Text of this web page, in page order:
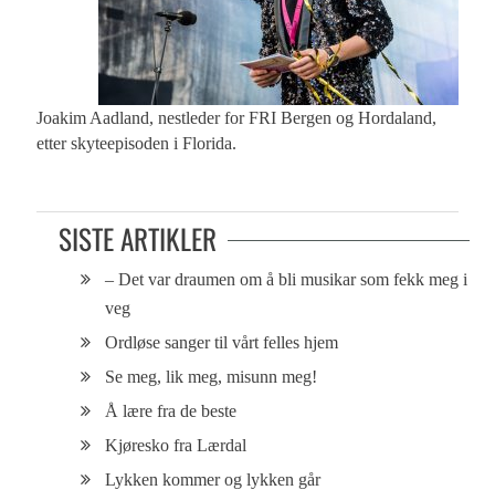
Joakim Aadland, nestleder for FRI Bergen og Hordaland,
etter skyteepisoden i Florida.
SISTE ARTIKLER
– Det var draumen om å bli musikar som fekk meg i
veg
Ordløse sanger til vårt felles hjem
Se meg, lik meg, misunn meg!
Å lære fra de beste
Kjøresko fra Lærdal
Lykken kommer og lykken går